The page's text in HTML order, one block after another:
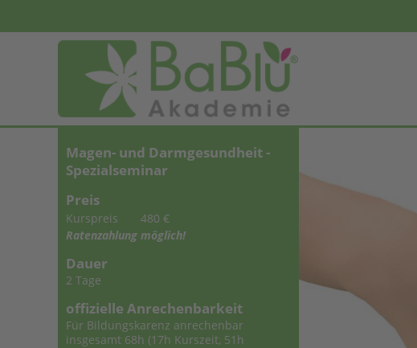
Magen- und Darmgesundheit -
Spezialseminar
Preis
Kurspreis
480 €
Ratenzahlung möglich!
Dauer
2 Tage
offizielle Anrechenbarkeit
Für Bildungskarenz anrechenbar
insgesamt 68h (17h Kurszeit, 51h